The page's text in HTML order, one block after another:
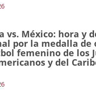
vs. México: hora y
por la medalla de
femenino de los
y del